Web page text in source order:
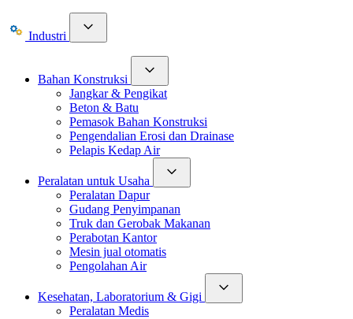
Industri
Bahan Konstruksi
Jangkar & Pengikat
Beton & Batu
Pemasok Bahan Konstruksi
Pengendalian Erosi dan Drainase
Pelapis Kedap Air
Peralatan untuk Usaha
Peralatan Dapur
Gudang Penyimpanan
Truk dan Gerobak Makanan
Perabotan Kantor
Mesin jual otomatis
Pengolahan Air
Kesehatan, Laboratorium & Gigi
Peralatan Medis